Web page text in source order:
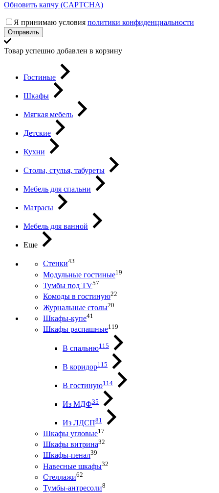
Обновить капчу (CAPTCHA)
Я принимаю условия политики конфиденциальности
Отправить
Товар успешно добавлен в корзину
Гостиные
Шкафы
Мягкая мебель
Детские
Кухни
Столы, стулья, табуреты
Мебель для спальни
Матрасы
Мебель для ванной
Еще
Стенки43
Модульные гостиные19
Тумбы под ТV57
Комоды в гостиную22
Журнальные столы20
Шкафы-купе41
Шкафы распашные119
В спальню115
В коридор115
В гостиную114
Из МДФ35
Из ЛДСП81
Шкафы угловые17
Шкафы витрина32
Шкафы-пенал39
Навесные шкафы32
Стеллажи62
Тумбы-антресоли8